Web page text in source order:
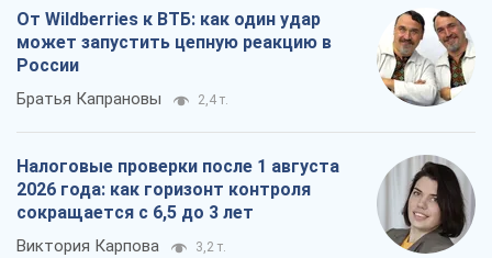
От Wildberries к ВТБ: как один удар
может запустить цепную реакцию в
России
Братья Капрановы 2,4 т.
Налоговые проверки после 1 августа
2026 года: как горизонт контроля
сокращается с 6,5 до 3 лет
Виктория Карпова 3,2 т.